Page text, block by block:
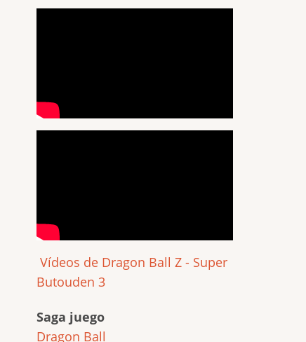
Vídeos de Dragon Ball Z - Super
Butouden 3
Saga juego
Dragon Ball